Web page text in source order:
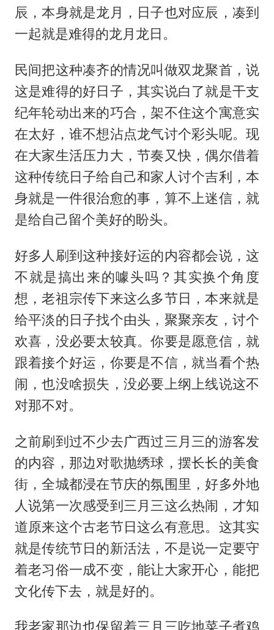
辰，本身就是龙月，日子也对应辰，凑到
一起就是难得的龙月龙日。
民间把这种凑齐的情况叫做双龙聚首，说
这是难得的好日子，其实说白了就是干支
纪年轮动出来的巧合，架不住这个寓意实
在太好，谁不想沾点龙气讨个彩头呢。现
在大家生活压力大，节奏又快，偶尔借着
这种传统日子给自己和家人讨个吉利，本
身就是一件很治愈的事，算不上迷信，就
是给自己留个美好的盼头。
好多人刷到这种接好运的内容都会说，这
不就是搞出来的噱头吗？其实换个角度
想，老祖宗传下来这么多节日，本来就是
给平淡的日子找个由头，聚聚亲友，讨个
欢喜，没必要太较真。你要是愿意信，就
跟着接个好运，你要是不信，就当看个热
闹，也没啥损失，没必要上纲上线说这不
对那不对。
之前刷到过不少去广西过三月三的游客发
的内容，那边对歌抛绣球，摆长长的美食
街，全城都浸在节庆的氛围里，好多外地
人说第一次感受到三月三这么热闹，才知
道原来这个古老节日这么有意思。这其实
就是传统节日的新活法，不是说一定要守
着老习俗一成不变，能让大家开心，能把
文化传下去，就是好的。
我老家那边也保留着三月三吃地菜子煮鸡